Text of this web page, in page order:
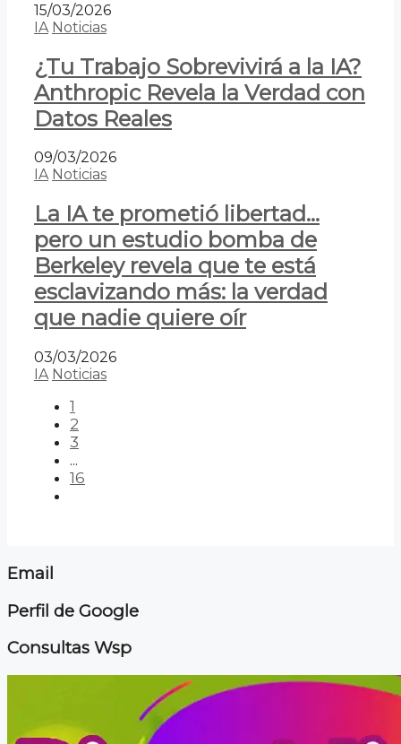
15/03/2026
IA Noticias
¿Tu Trabajo Sobrevivirá a la IA?
Anthropic Revela la Verdad con
Datos Reales
09/03/2026
IA Noticias
La IA te prometió libertad…
pero un estudio bomba de
Berkeley revela que te está
esclavizando más: la verdad
que nadie quiere oír
03/03/2026
IA Noticias
1
2
3
...
16
Email
Perfil de Google
Consultas Wsp